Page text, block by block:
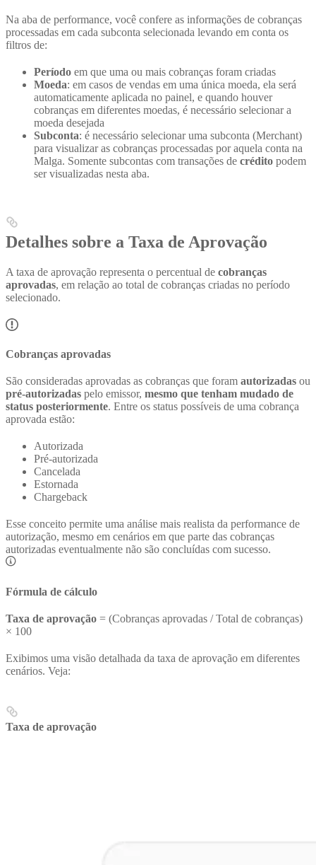
Na aba de performance, você confere as informações de cobranças
processadas em cada subconta selecionada levando em conta os
filtros de:
Período em que uma ou mais cobranças foram criadas
Moeda: em casos de vendas em uma única moeda, ela será
automaticamente aplicada no painel, e quando houver
cobranças em diferentes moedas, é necessário selecionar a
moeda desejada
Subconta: é necessário selecionar uma subconta (Merchant)
para visualizar as cobranças processadas por aquela conta na
Malga. Somente subcontas com transações de crédito podem
ser visualizadas nesta aba.
Detalhes sobre a Taxa de Aprovação
A taxa de aprovação representa o percentual de cobranças
aprovadas, em relação ao total de cobranças criadas no período
selecionado.
Cobranças aprovadas
São consideradas aprovadas as cobranças que foram autorizadas ou
pré-autorizadas pelo emissor, mesmo que tenham mudado de
status posteriormente. Entre os status possíveis de uma cobrança
aprovada estão:
Autorizada
Pré-autorizada
Cancelada
Estornada
Chargeback
Esse conceito permite uma análise mais realista da performance de
autorização, mesmo em cenários em que parte das cobranças
autorizadas eventualmente não são concluídas com sucesso.
Fórmula de cálculo
Taxa de aprovação = (Cobranças aprovadas / Total de cobranças)
× 100
Exibimos uma visão detalhada da taxa de aprovação em diferentes
cenários. Veja:
Taxa de aprovação